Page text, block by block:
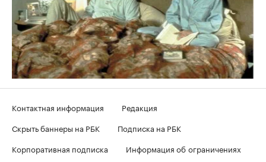
Контактная информация
Редакция
Скрыть баннеры на РБК
Подписка на РБК
Корпоративная подписка
Информация об ограничениях